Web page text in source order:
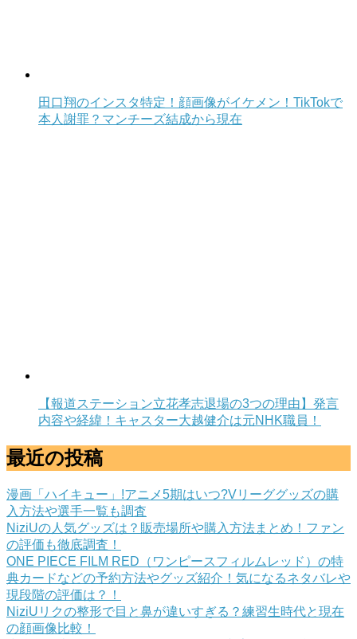
田口翔のインスタ特定！顔画像がイケメン！TikTokで
本人謝罪？マンチーズ結成から現在
【報道ステーション立花孝志退場の3つの理由】発言
内容や経緯！キャスター大越健介は元NHK職員！
最近の投稿
漫画「ハイキュー」!アニメ5期はいつ?Vリーググッズの購
入方法や選手一覧も調査
NiziUの人気グッズは？販売場所や購入方法まとめ！ファン
の評価も徹底調査！
ONE PIECE FILM RED（ワンピースフィルムレッド）の特
典カードなどの予約方法やグッズ紹介！気になるネタバレや
現段階の評価は？！
NiziUリクの整形で目と鼻が違いすぎる？練習生時代と現在
の顔画像比較！